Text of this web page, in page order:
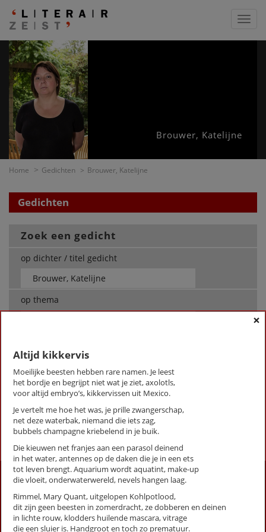
Brouwer, Katelijne
Home Gedichten Brouwer, Katelijne
Gedichten
Zoek een gedicht
op dichter / titel gedicht
op thema
Brouwer, Katelijne
Altijd kikkervis
Luchtbegrafenis
Sirenes
«First‹Previous
1 ›Next»Last
×
Altijd kikkervis
Moeilijke beesten hebben rare namen. Je leest
het bordje en begrijpt niet wat je ziet, axolotls,
voor altijd embryo’s, kikkervissen uit Mexico.
Je vertelt me hoe het was, je prille zwangerschap,
net deze waterbak, niemand die iets zag,
bubbels champagne kriebelend in je buik.
Die kieuwen net franjes aan een parasol deinend
in het water, antennes op de daken die je in een ets
tot leven brengt. Aquarium wordt aquatint, make-up
die vloeit, onderwaterwereld, nevels hangen laag.
Rimmel, Mary Quant, uitgelopen Kohlpotlood,
dit zijn geen beesten in zomerdracht, ze dobberen en deinen
in lichte rouw, klodders huilende mascara, vitrage
die een sluier is. Handgroot en toch zo prematuur.
Activiteiten
Lezingen door en over schrijvers
Stadsdichtersduo van Zeist
Boek & Film